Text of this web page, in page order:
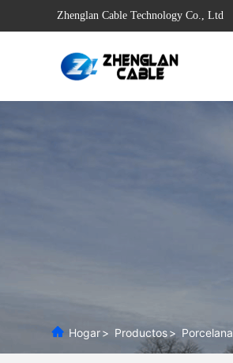
Zhenglan Cable Technology Co., Ltd
Hogar> Productos>